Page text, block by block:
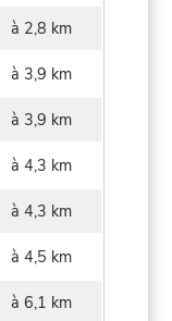
à 2,8 km
à 3,9 km
à 3,9 km
à 4,3 km
à 4,3 km
à 4,5 km
à 6,1 km